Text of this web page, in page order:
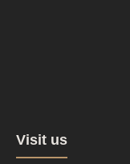
Visit us